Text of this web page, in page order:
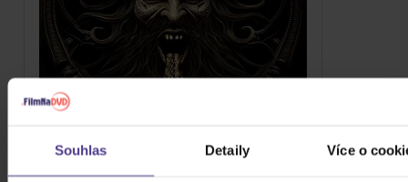
Souhlas Detaily Více o